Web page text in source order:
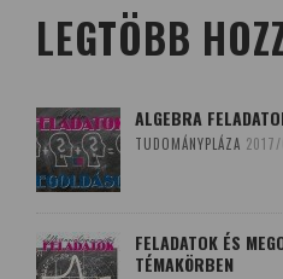
LEGTÖBB
ALGEBRA
TUDOMÁNYPLÁZA
FELADATOK ÉS
TÉMAKÖRBEN